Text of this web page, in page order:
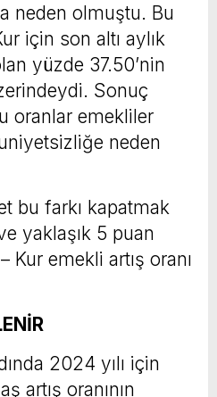
neden olmuştu. Bu
için son altı aylık
yüzde 37.50’nin
Sonuç
oranlar emekliler
neden
bu farkı kapatmak
yaklaşık 5 puan
Kur emekli artış oranı
2024 yılı için
artış oranının